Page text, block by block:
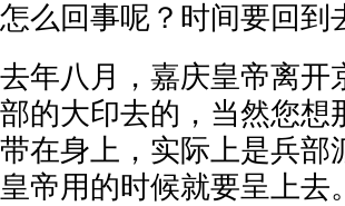
怎么回事呢？时间要回到
去年八月，嘉庆皇帝离开
部的大印去的，当然您想
带在身上，实际上是兵部
皇帝用的时候就要呈上去。